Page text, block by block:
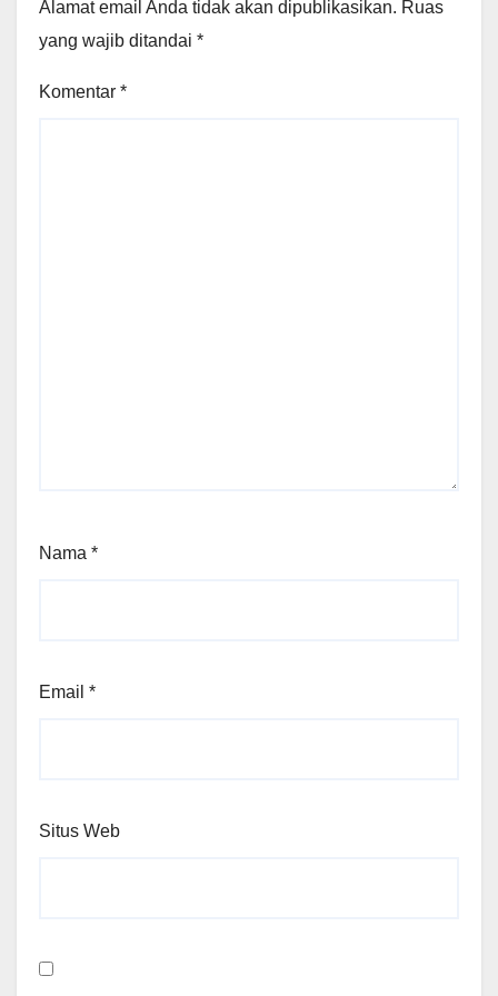
Alamat email Anda tidak akan dipublikasikan. Ruas
yang wajib ditandai *
Komentar *
Nama *
Email *
Situs Web